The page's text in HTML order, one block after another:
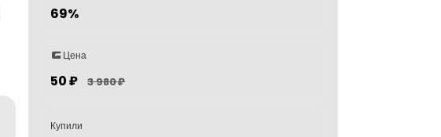
69%
Цена
50 ₽ 3 980 ₽
Купили